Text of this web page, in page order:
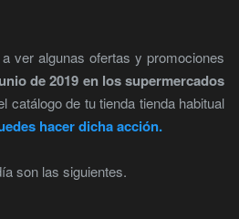
ver algunas ofertas y promociones
de 2019 en los supermercados
catálogo de tu tienda tienda habitual
hacer dicha acción.
son las siguientes.